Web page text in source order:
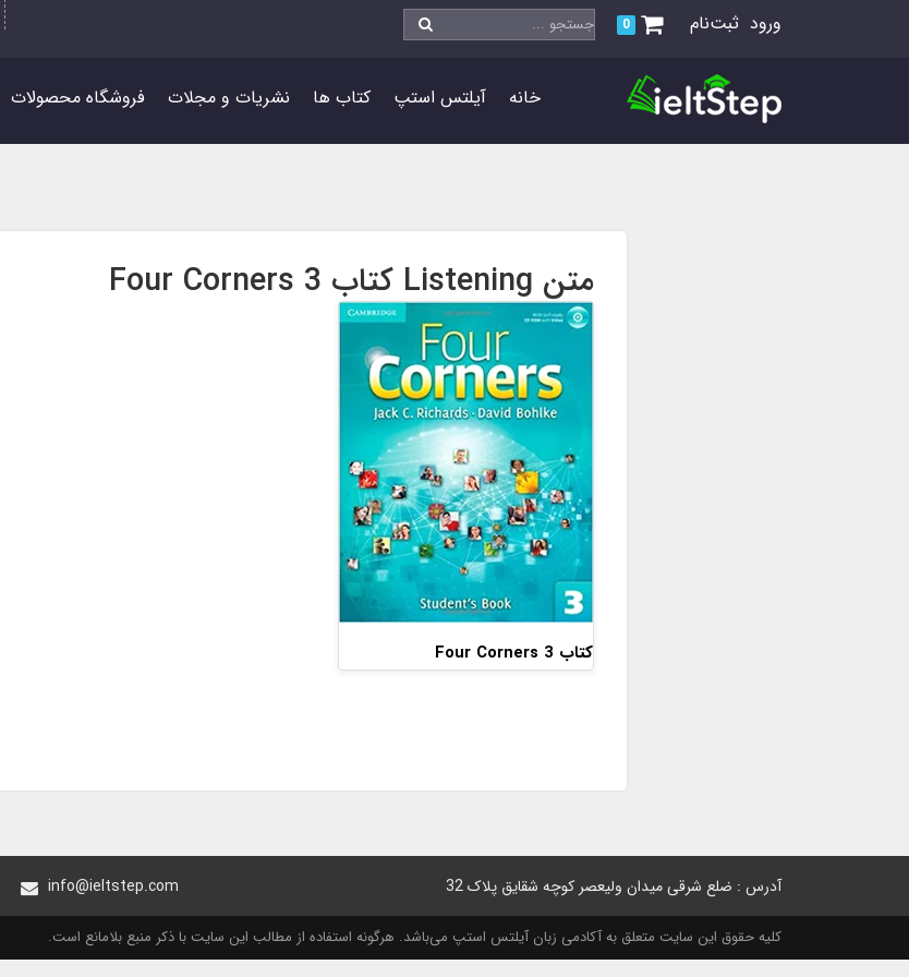
ورود ثبت‌نام 0
خانه آیلتس استپ کتاب ها نشریات و مجلات فروشگاه محصولات
متن Listening کتاب Four Corners 3
کتاب Four Corners 3
آدرس : ضلع شرقی میدان ولیعصر کوچه شقایق پلاک 32 info@ieltstep.com
کلیه حقوق این سایت متعلق به آکادمی زبان آیلتس استپ می‌باشد. هرگونه استفاده از مطالب این سایت با ذکر منبع بلامانع است.